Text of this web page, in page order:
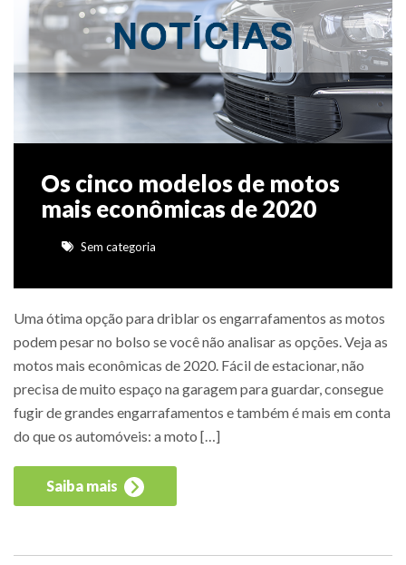
Os cinco modelos de motos
mais econômicas de 2020
Sem categoria
Uma ótima opção para driblar os engarrafamentos as motos
podem pesar no bolso se você não analisar as opções. Veja as
motos mais econômicas de 2020. Fácil de estacionar, não
precisa de muito espaço na garagem para guardar, consegue
fugir de grandes engarrafamentos e também é mais em conta
do que os automóveis: a moto […]
Saiba mais